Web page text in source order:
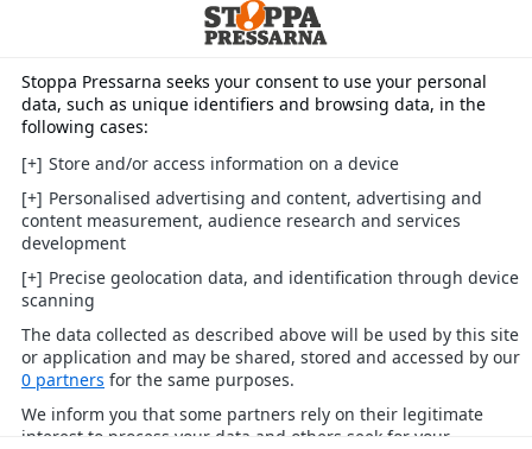
Villkor för nyhetstips till Stoppa Pressarna
Sök
Tipsa oss om nyheter!
Senaste
Svenskt
Kungligt
Hollywood
Politik
Redaktion
Tipsa
Kontakta oss
Annonsera
Redaktion
Om oss